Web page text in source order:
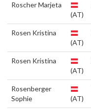
Roscher Marjeta
(AT)
Rosen Kristina
(AT)
Rosen Kristina
(AT)
Rosenberger
Sophie
(AT)